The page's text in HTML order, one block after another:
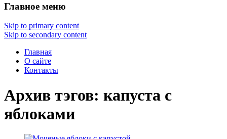
Главное меню
Skip to primary content
Skip to secondary content
Главная
О сайте
Контакты
Архив тэгов: капуста с
яблоками